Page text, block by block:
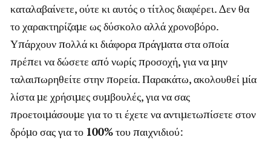
καταλαβαίνετε, ούτε κι αυτός ο τίτλος διαφέρει. Δεν θα
το χαρακτηρίζαμε ως δύσκολο αλλά χρονοβόρο.
Υπάρχουν πολλά κι διάφορα πράγματα στα οποία
πρέπει να δώσετε από νωρίς προσοχή, για να μην
ταλαιπωρηθείτε στην πορεία. Παρακάτω, ακολουθεί μία
λίστα με χρήσιμες συμβουλές, για να σας
προετοιμάσουμε για το τι έχετε να αντιμετωπίσετε στον
δρόμο σας για το 100%του παιχνιδιού: